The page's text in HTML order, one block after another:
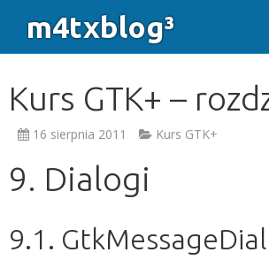
m4txblog³
Kurs GTK+ –
16 sierpnia 2011 Kurs GTK+
9. Dialogi
9.1.